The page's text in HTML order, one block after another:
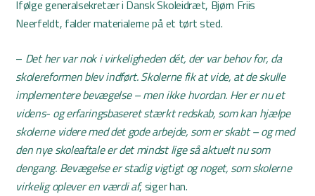
Ifølge generalsekretær i Dansk Skoleidræt, Bjørn Friis
Neerfeldt, falder materialerne på et tørt sted.
– Det her var nok i virkeligheden dét, der var behov for, da
skolereformen blev indført. Skolerne fik at vide, at de skulle
implementere bevægelse – men ikke hvordan. Her er nu et
videns- og erfaringsbaseret stærkt redskab, som kan hjælpe
skolerne videre med det gode arbejde, som er skabt – og med
den nye skoleaftale er det mindst lige så aktuelt nu som
dengang. Bevægelse er stadig vigtigt og noget, som skolerne
virkelig oplever en værdi af, siger han.